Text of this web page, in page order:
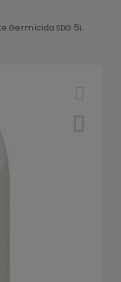
Germicida SDG 5L